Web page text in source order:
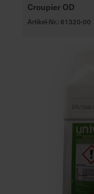
Croupier OD
Artikel-Nr.: 61320-00